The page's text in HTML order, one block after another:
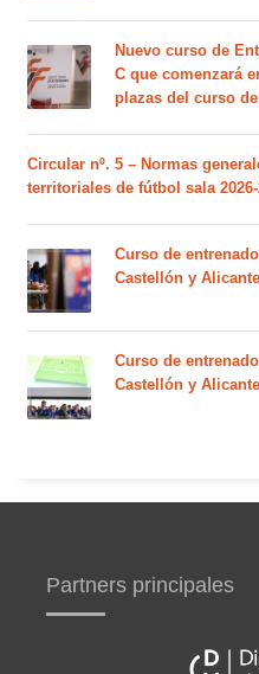
Nuevo curso de
C que comenzará
plazas del curso
Circular nº. 5 – Normas
territoriales de fútbol sala 2026-
Curso de
Castellón y
Curso de
Castellón y
Partners principales